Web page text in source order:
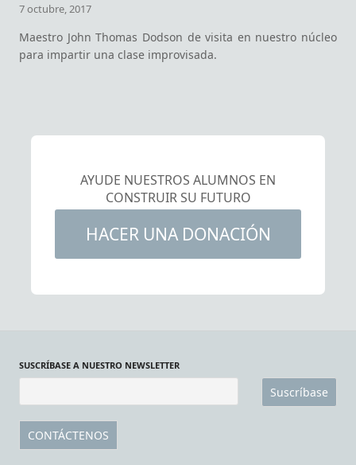
7 octubre, 2017
Maestro John Thomas Dodson de visita en nuestro núcleo
para impartir una clase improvisada.
AYUDE NUESTROS ALUMNOS EN
CONSTRUIR SU FUTURO
GRACIAS A LA EXCELENCIA MUSICAL
HACER UNA DONACIÓN
SUSCRÍBASE A NUESTRO NEWSLETTER
CONTÁCTENOS